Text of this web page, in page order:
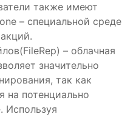
также имеют
– специальной среде
– облачная
значительно
так как
на потенциально
Используя